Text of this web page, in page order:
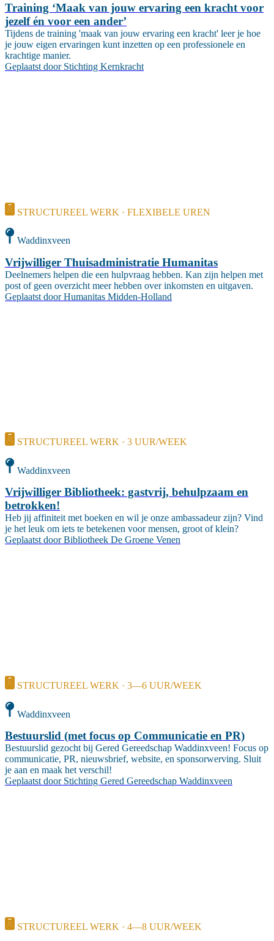
Training ‘Maak van jouw ervaring een kracht voor
jezelf én voor een ander’
Tijdens de training 'maak van jouw ervaring een kracht' leer je hoe
je jouw eigen ervaringen kunt inzetten op een professionele en
krachtige manier.
Geplaatst door Stichting Kernkracht
STRUCTUREEL WERK · FLEXIBELE UREN
Waddinxveen
Vrijwilliger Thuisadministratie Humanitas
Deelnemers helpen die een hulpvraag hebben. Kan zijn helpen met
post of geen overzicht meer hebben over inkomsten en uitgaven.
Geplaatst door Humanitas Midden-Holland
STRUCTUREEL WERK · 3 UUR/WEEK
Waddinxveen
Vrijwilliger Bibliotheek: gastvrij, behulpzaam en
betrokken!
Heb jij affiniteit met boeken en wil je onze ambassadeur zijn? Vind
je het leuk om iets te betekenen voor mensen, groot of klein?
Geplaatst door Bibliotheek De Groene Venen
STRUCTUREEL WERK · 3—6 UUR/WEEK
Waddinxveen
Bestuurslid (met focus op Communicatie en PR)
Bestuurslid gezocht bij Gered Gereedschap Waddinxveen! Focus op
communicatie, PR, nieuwsbrief, website, en sponsorwerving. Sluit
je aan en maak het verschil!
Geplaatst door Stichting Gered Gereedschap Waddinxveen
STRUCTUREEL WERK · 4—8 UUR/WEEK